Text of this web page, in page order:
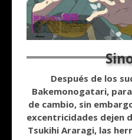
Después de los
Bakemonogatari,
de cambio, sin
excentricidades dejen
Tsukihi Araragi, las